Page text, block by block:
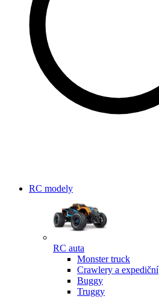
RC modely
RC auta
Monster truck
Crawlery a expediční
Buggy
Truggy